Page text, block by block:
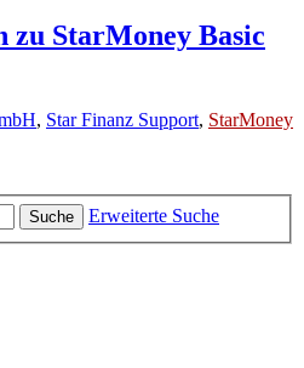
zu StarMoney Basic
, Star Finanz Support, StarMoney
Suche
Erweiterte Suche